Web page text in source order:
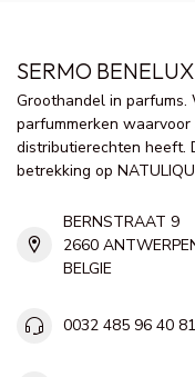
SERMO BENELUX
Groothandel in
parfummerken
distributierechten heeft.
betrekking op
BERNSTRAAT 9
2660
BELGIE
0032 485 96 40 81